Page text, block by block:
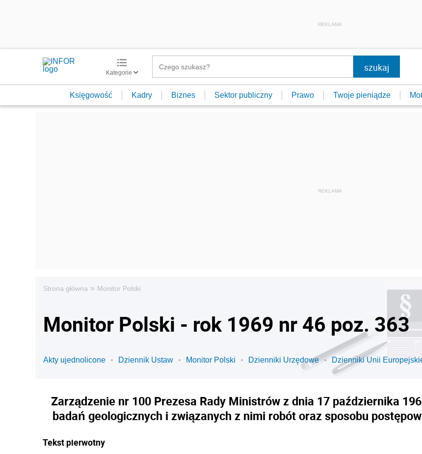
REKLAMA
Kategorie
Księgowość Kadry Biznes Sektor publiczny Prawo Twoje pieniądze
Strona główna » Monitor Polski
Monitor Polski - rok 1969 nr 46 poz. 363
Akty ujednolicone Dziennik Ustaw Monitor Polski Dzienniki Urzędowe Dzienniki Unii
Zarządzenie nr 100 Prezesa Rady Ministrów z dnia 17 października
badań geologicznych i związanych z nimi robót oraz sposobu
Tekst pierwotny